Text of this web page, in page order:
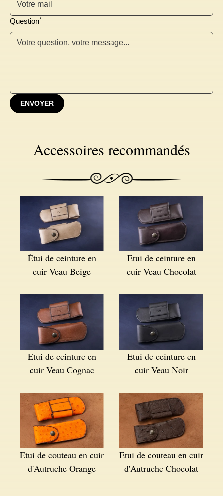
Question*
ENVOYER
Accessoires recommandés
Étui de ceinture en
cuir Veau Beige
Etui de ceinture en
cuir Veau Chocolat
Etui de ceinture en
cuir Veau Cognac
Etui de ceinture en
cuir Veau Noir
Etui de couteau en cuir
d'Autruche Orange
Etui de couteau en cuir
d'Autruche Chocolat